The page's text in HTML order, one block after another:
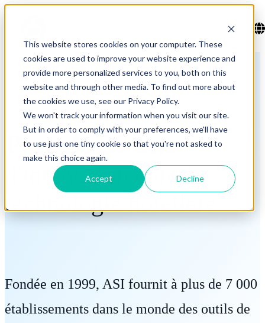
This website stores cookies on your computer. These
cookies are used to improve your website experience and
provide more personalized services to you, both on this
website and through other media. To find out more about
the cookies we use, see our Privacy Policy.
We won't track your information when you visit our site.
But in order to comply with your preferences, we'll have
to use just one tiny cookie so that you're not asked to
make this choice again.
Accept Decline
Plus de 26 ans
d'innovation dans la
technologie hôtelière
Fondée en 1999, ASI fournit à plus de 7 000
établissements dans le monde des outils de